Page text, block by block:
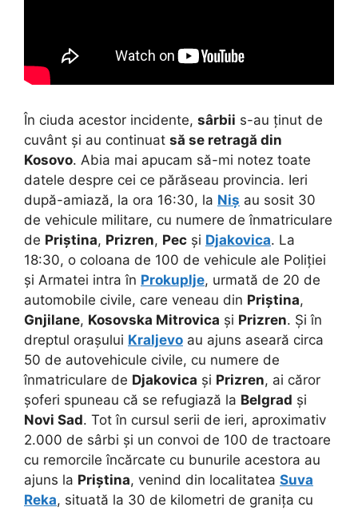
În ciuda acestor incidente, sârbii s-au ținut de
cuvânt și au continuat să se retragă din
Kosovo. Abia mai apucam să-mi notez toate
datele despre cei ce părăseau provincia. Ieri
după-amiază, la ora 16:30, la Niș au sosit 30
de vehicule militare, cu numere de înmatriculare
de Priștina, Prizren, Pec și Djakovica. La
18:30, o coloana de 100 de vehicule ale Poliției
și Armatei intra în Prokuplje, urmată de 20 de
automobile civile, care veneau din Priștina,
Gnjilane, Kosovska Mitrovica și Prizren. Și în
dreptul orașului Kraljevo au ajuns aseară circa
50 de autovehicule civile, cu numere de
înmatriculare de Djakovica și Prizren, ai căror
șoferi spuneau că se refugiază la Belgrad și
Novi Sad. Tot în cursul serii de ieri, aproximativ
2.000 de sârbi și un convoi de 100 de tractoare
cu remorcile încărcate cu bunurile acestora au
ajuns la Priștina, venind din localitatea Suva
Reka, situată la 30 de kilometri de granița cu